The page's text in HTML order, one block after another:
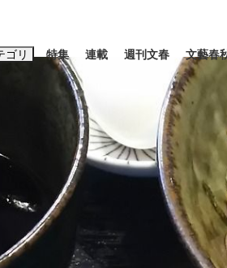
ゴリ
エンタメ ライフ
特集 連載 週刊文春 文藝春
キー
ーワードタグ一覧
凌輝 #高市早苗 #後藤真希 #森
#亀和田武